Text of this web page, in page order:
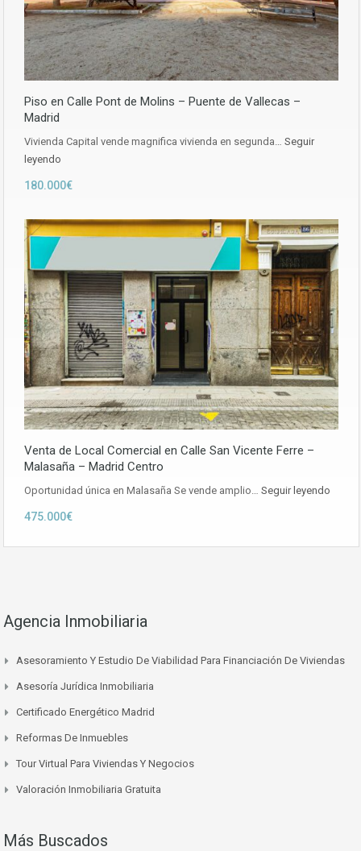
Piso en Calle Pont de Molins – Puente de Vallecas –
Madrid
Vivienda Capital vende magnifica vivienda en segunda… Seguir
leyendo
180.000€
Venta de Local Comercial en Calle San Vicente Ferre –
Malasaña – Madrid Centro
Oportunidad única en Malasaña Se vende amplio… Seguir leyendo
475.000€
Agencia Inmobiliaria
Asesoramiento Y Estudio De Viabilidad Para Financiación De Viviendas
Asesoría Jurídica Inmobiliaria
Certificado Energético Madrid
Reformas De Inmuebles
Tour Virtual Para Viviendas Y Negocios
Valoración Inmobiliaria Gratuita
Más Buscados